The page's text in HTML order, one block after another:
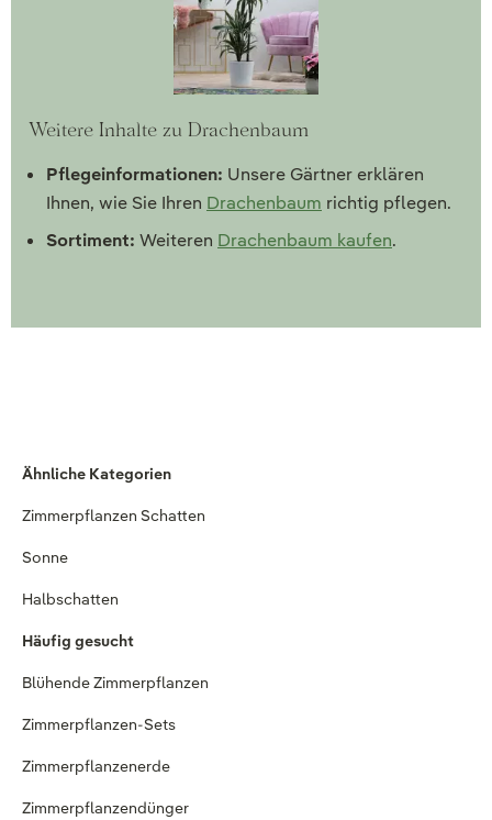
Weitere Inhalte zu Drachenbaum
Pflegeinformationen: Unsere Gärtner erklären
Ihnen, wie Sie Ihren Drachenbaum richtig pflegen.
Sortiment: Weiteren Drachenbaum kaufen.
Ähnliche Kategorien
Zimmerpflanzen Schatten
Sonne
Halbschatten
Häufig gesucht
Blühende Zimmerpflanzen
Zimmerpflanzen-Sets
Zimmerpflanzenerde
Zimmerpflanzendünger